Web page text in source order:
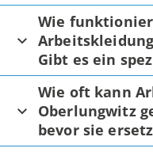
Wie
Gibt es ein
Wie oft kann
Oberlungwitz
bevor sie